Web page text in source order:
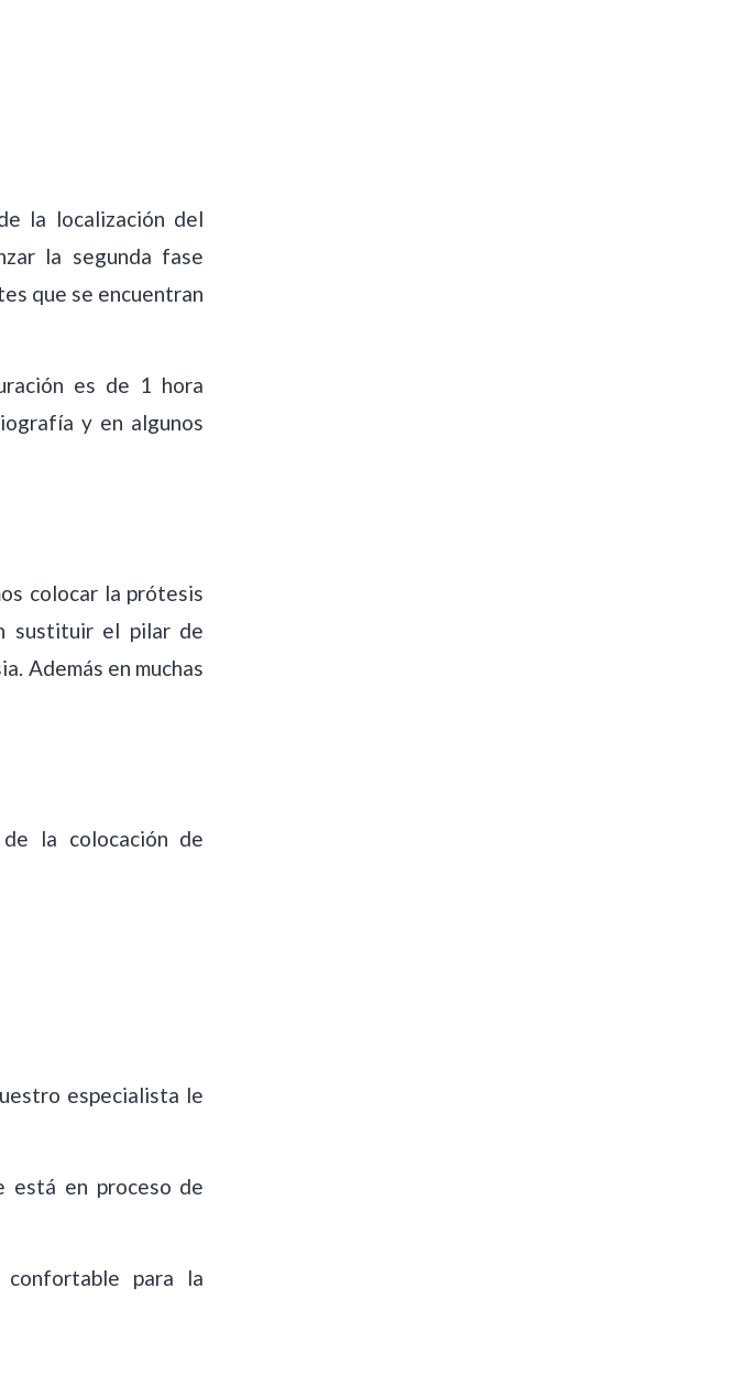
la localización del
la segunda fase
que se encuentran
es de 1 hora
y en algunos
colocar la prótesis
sustituir el pilar de
Además en muchas
la colocación de
especialista le
está en proceso de
confortable para la